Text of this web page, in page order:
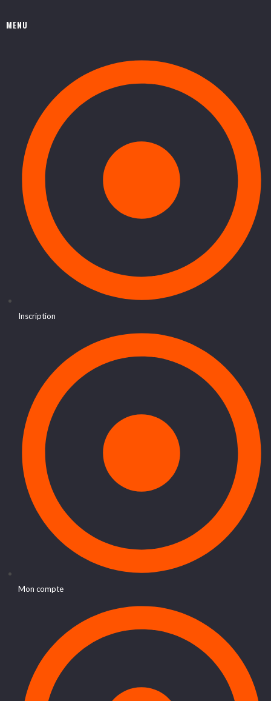
MENU
Inscription
Mon compte